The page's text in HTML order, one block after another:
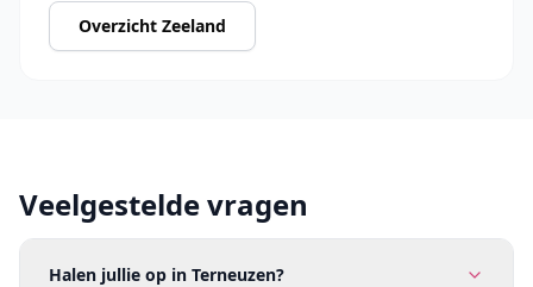
Overzicht Zeeland
Veelgestelde vragen
Halen jullie op in Terneuzen?